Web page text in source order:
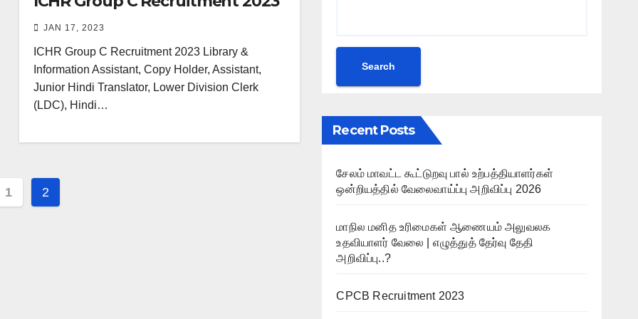
JAN 17, 2023
ICHR Group C Recruitment 2023 Library &
Information Assistant, Copy Holder, Assistant,
Junior Hindi Translator, Lower Division Clerk
(LDC), Hindi…
1 2
Search
Recent Posts
சேலம் மாவட்ட கூட்டுறவு பால் உற்பத்தியாளர்கள்
ஒன்றியத்தில் வேலைவாய்ப்பு அறிவிப்பு 2026
மாநில மனித உரிமைகள் ஆணையம் அலுவலக
உதவியாளர் வேலை | எழுத்துத் தேர்வு தேதி
அறிவிப்பு..?
CPCB Recruitment 2023